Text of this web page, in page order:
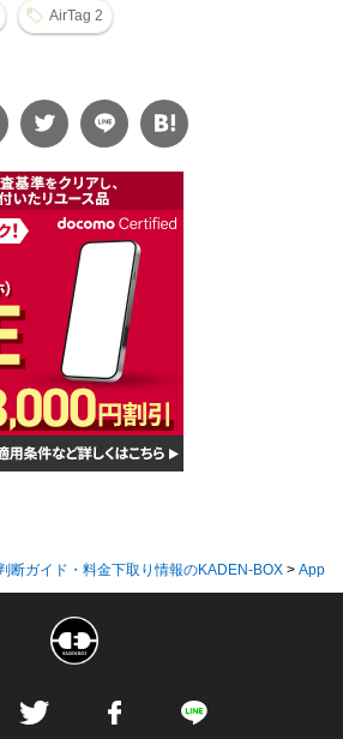
AirTag 2
断ガイド・料金下取り情報のKADEN-BOX > Apple